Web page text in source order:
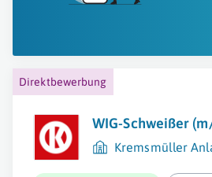
Direktbewerbung
WIG-Schweißer
Kremsmüller